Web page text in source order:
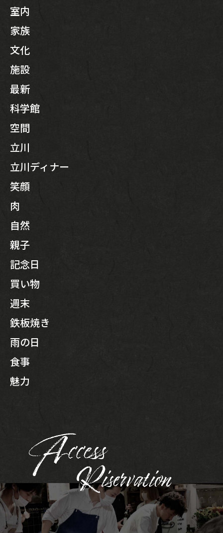
室内
家族
文化
施設
最新
科学館
空間
立川
立川ディナー
笑顔
肉
自然
親子
記念日
買い物
週末
鉄板焼き
雨の日
食事
魅力